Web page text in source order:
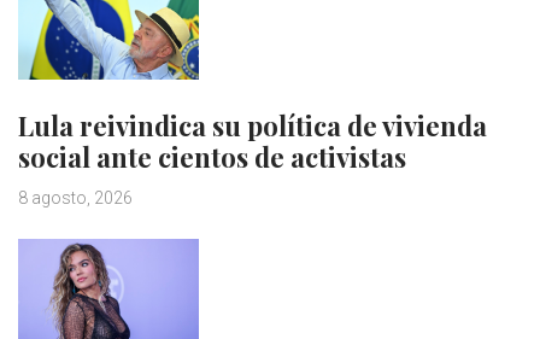
Lula reivindica su política de vivienda
social ante cientos de activistas
8 agosto, 2026